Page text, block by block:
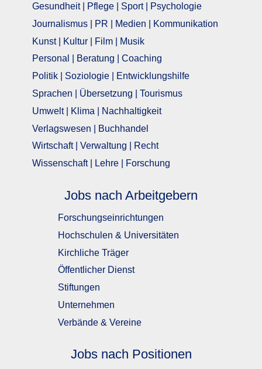
Gesundheit | Pflege | Sport | Psychologie
Journalismus | PR | Medien | Kommunikation
Kunst | Kultur | Film | Musik
Personal | Beratung | Coaching
Politik | Soziologie | Entwicklungshilfe
Sprachen | Übersetzung | Tourismus
Umwelt | Klima | Nachhaltigkeit
Verlagswesen | Buchhandel
Wirtschaft | Verwaltung | Recht
Wissenschaft | Lehre | Forschung
Jobs nach Arbeitgebern
Forschungseinrichtungen
Hochschulen & Universitäten
Kirchliche Träger
Öffentlicher Dienst
Stiftungen
Unternehmen
Verbände & Vereine
Jobs nach Positionen